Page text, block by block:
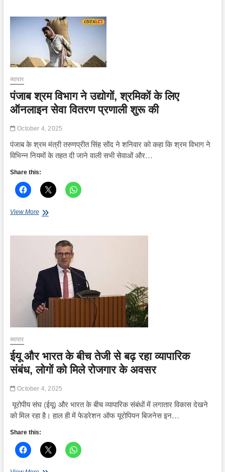
सेक्टर
नई
उड़ान
तैयार,
देश
दो
नए
अंतरराष्ट्रीय
व्यापार
पंजाब श्रम विभाग ने उद्योगों, श्रमिकों के लिए
ऑनलाइन सेवा वितरण प्रणाली शुरू की
October 4, 2025
पंजाब के श्रम मंत्री तरुणप्रीत सिंह सोंद ने शनिवार को कहा कि श्रम विभाग ने
विभिन्न नियमों के तहत दी जाने वाली सभी सेवाओं और…
Share this:
View Moreपंजाब
श्रमिकों
लिए
ऑनलाइन
वितरण
प्रणाली
की
व्यापार
ईयू और भारत के बीच तेजी से बढ़ रहा व्यापारिक
संबंध, लोगों को मिले रोजगार के अवसर
October 4, 2025
यूरोपीय संघ (ईयू) और भारत के बीच व्यापारिक संबंधों में लगातार विकास देखने
को मिल रहा है। हाल ही में फेडरेशन ऑफ यूरोपियन बिजनेस इन…
Share this: